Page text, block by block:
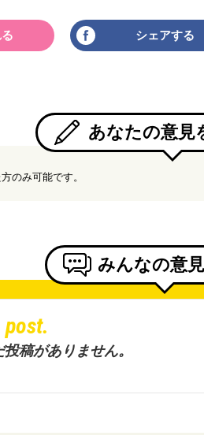
シェアする
あなたの意見
のみ可能です。
みんなの意
post.
投稿がありません。